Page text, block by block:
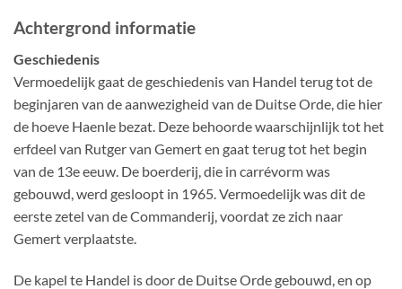
Achtergrond informatie
Geschiedenis
Vermoedelijk gaat de geschiedenis van Handel terug tot de
beginjaren van de aanwezigheid van de Duitse Orde, die hier
de hoeve Haenle bezat. Deze behoorde waarschijnlijk tot het
erfdeel van Rutger van Gemert en gaat terug tot het begin
van de 13e eeuw. De boerderij, die in carrévorm was
gebouwd, werd gesloopt in 1965. Vermoedelijk was dit de
eerste zetel van de Commanderij, voordat ze zich naar
Gemert verplaatste.
De kapel te Handel is door de Duitse Orde gebouwd, en op